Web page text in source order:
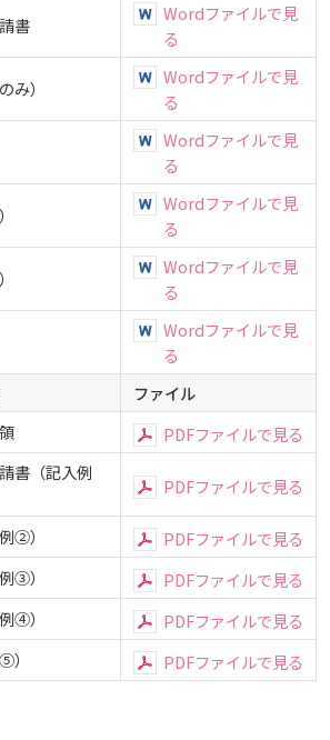
Library News』
図書館の閉館について
書
Wordファイルで見
る
み）
Wordファイルで見
る
Wordファイルで見
る
Wordファイルで見
る
Wordファイルで見
る
Wordファイルで見
る
ファイル
PDFファイルで見る
書（記入例
PDFファイルで見る
②）
PDFファイルで見る
③）
PDFファイルで見る
④）
PDFファイルで見る
）
PDFファイルで見る